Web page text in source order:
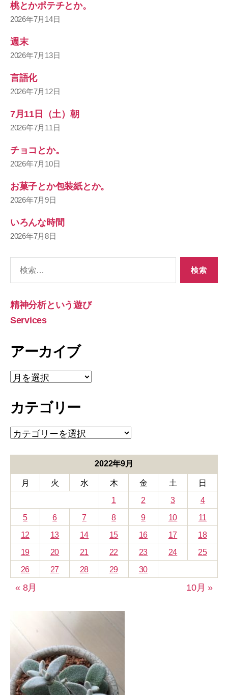
桃とかポテチとか。
2026年7月14日
週末
2026年7月13日
言語化
2026年7月12日
7月11日（土）朝
2026年7月11日
チョコとか。
2026年7月10日
お菓子とか包装紙とか。
2026年7月9日
いろんな時間
2026年7月8日
象:
精神分析という遊び
Services
アーカイブ
ア
ー
イ
カテゴリー
カ
テ
ー
2022年9月
月 火 水 木 金 土
日
1
2 3
4
5
6 7 8 9 10
11
12
13 14 15 16 17
18
19
20 21 22 23 24
25
26
27 28 29 30
« 8月 10月 »